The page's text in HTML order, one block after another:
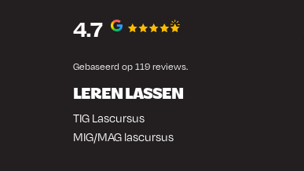
4.7
Gebaseerd op 119 reviews.
LEREN LASSEN
TIG Lascursus
MIG/MAG lascursus